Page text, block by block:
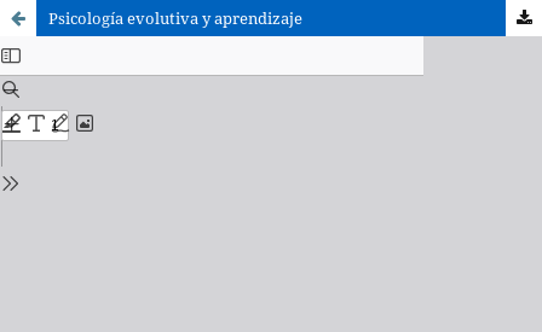
Psicología evolutiva y aprendizaje